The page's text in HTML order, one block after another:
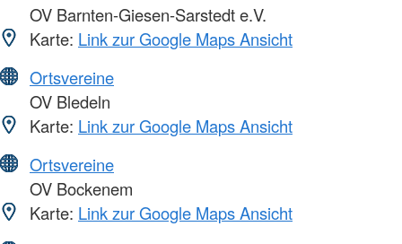
OV Barnten-Giesen-Sarstedt e.V.
Karte: Link zur Google Maps Ansicht
Ortsvereine
OV Bledeln
Karte: Link zur Google Maps Ansicht
Ortsvereine
OV Bockenem
Karte: Link zur Google Maps Ansicht